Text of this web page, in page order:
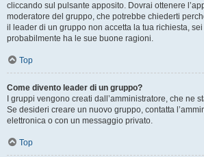
cliccando sul pulsante apposito. Dovrai ottenere
moderatore del gruppo, che potrebbe chiederti
il leader di un gruppo non accetta la tua richiesta,
probabilmente ha le sue buone ragioni.
Top
Come divento leader di un gruppo?
I gruppi vengono creati dall’amministratore, che ne
Se desideri creare un nuovo gruppo, contatta
elettronica o con un messaggio privato.
Top